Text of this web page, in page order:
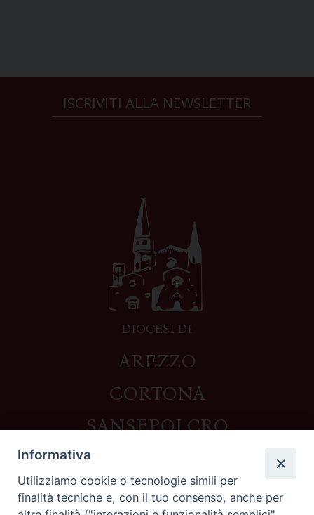
ISCRIVITI ALLA NEWSLETTER
DIOCESI DI
AREZZO
CORTONA
SANSEPOLCRO
Contatti
Informativa
Utilizziamo cookie o tecnologie simili per
finalità tecniche e, con il tuo consenso, anche per